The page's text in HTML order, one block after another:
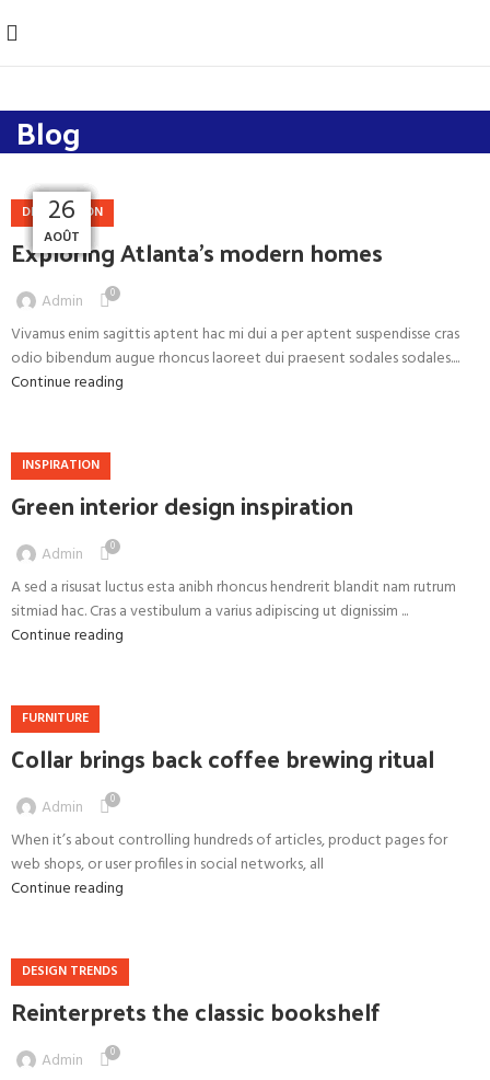
Blog
27
AOÛT
DECORATION
Exploring Atlanta’s modern homes
Admin 0
Vivamus enim sagittis aptent hac mi dui a per aptent suspendisse cras
odio bibendum augue rhoncus laoreet dui praesent sodales sodales....
Continue reading
27
AOÛT
INSPIRATION
Green interior design inspiration
Admin 0
A sed a risusat luctus esta anibh rhoncus hendrerit blandit nam rutrum
sitmiad hac. Cras a vestibulum a varius adipiscing ut dignissim ...
Continue reading
27
AOÛT
FURNITURE
Collar brings back coffee brewing ritual
Admin 0
When it’s about controlling hundreds of articles, product pages for
web shops, or user profiles in social networks, all
Continue reading
27
AOÛT
DESIGN TRENDS
Reinterprets the classic bookshelf
Admin 0
27
AOÛT
26
AOÛT
26
AOÛT
26
AOÛT